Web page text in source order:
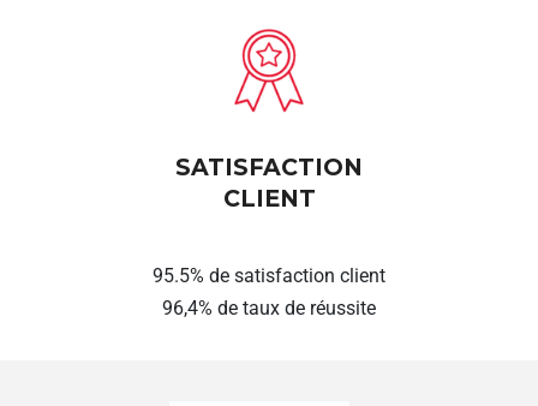
SATISFACTION
CLIENT
95.5% de satisfaction client
96,4% de taux de réussite